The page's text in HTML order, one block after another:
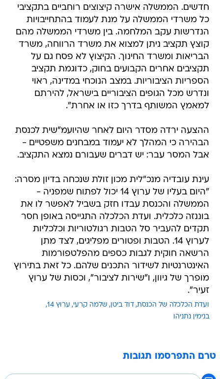
חדשים. הממשלה אישרה קיצוצים רוחביים בתקציבי
כל משרדי הממשלה על מנת לעמוד בהתחייבויות
הנדרשות עקב המלחמה. בין משרדי הממשלה מהם
קוצץ תקציב ניתן למצוא את משרד הרווחה, משרד
הבריאות ומשרד החינוך. הקיצוץ לא פסח גם על
תקציבים אחרים הקבועים בחוק, כדוגמת תקציב
הספריות הציבוריות. במצב הנוכחי במדינה, ראוי
ונדרש מכל הגופים הציבוריים בישראל, להירתם
למאמץ המשותף בדרך כזו או אחרת".
ההצעה ירדה מסדר היום לאחר שהיועמ"שית לכנסת
הבהירה כי המהלך לא יעמוד במבחנים משפטיים -
אבל המסר עבר: יש דברים שעבורם נמצא התקציב.
עינת עובדיה מנכ"לית מכון זולת שנכחה בדיון מסרה:
"היום בעליו של ערוץ 14 יכול לפתוח שמפניה -
הממשלה והכנסת עבדו חזק בשביל לאפשר לו את
בוננזה כלכלית. ועדת הכלכלה התגייסה באופן חסר
תקדים להעביר סל הטבות רגולטוריות וכלכליות
לערוץ 14. הטבות ופטורים מפליגים, לצד מתן
הרשאה חוקית לגבות כספים מהפלטפורמות
האינטרנטיות לשידור התכנים שלהם. כל זאת בתירוץ
מופרך של גיוון, ו"שירות לציבור", וכסות של ערוץ
זעיר".
ועדת הכלכלה של הכנסת דוד ביטן שלמה קרעי ערוץ 14
בנימין נתניהו
טרם התפרסמו תגובות